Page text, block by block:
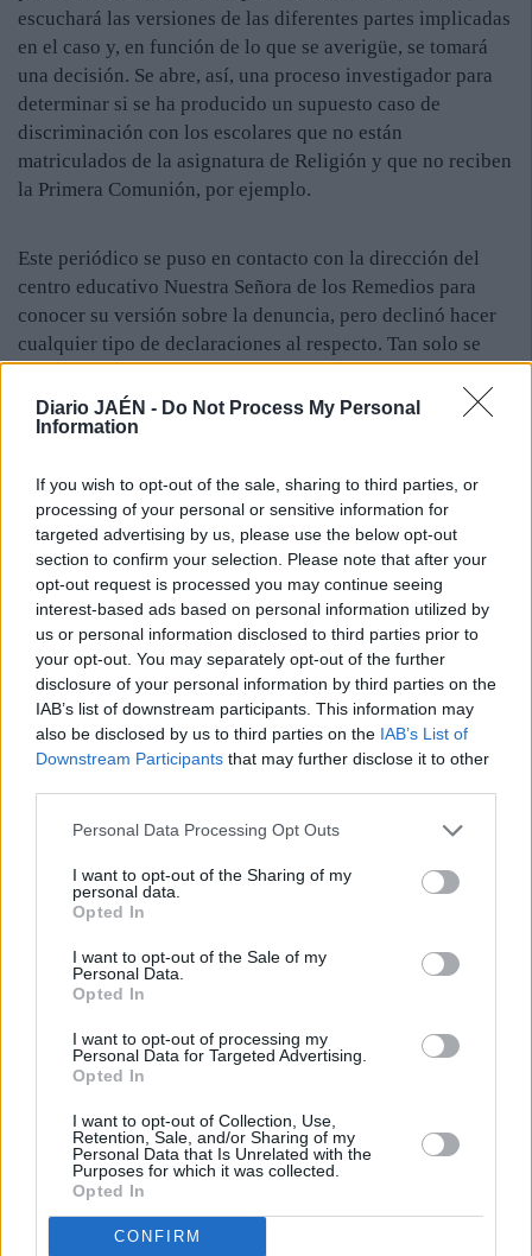
Diario JAÉN - Do Not Process My Personal
Information
If you wish to opt-out of the sale, sharing to third parties, or
processing of your personal or sensitive information for
targeted advertising by us, please use the below opt-out
section to confirm your selection. Please note that after your
opt-out request is processed you may continue seeing
interest-based ads based on personal information utilized by
us or personal information disclosed to third parties prior to
your opt-out. You may separately opt-out of the further
disclosure of your personal information by third parties on the
IAB’s list of downstream participants. This information may
also be disclosed by us to third parties on the IAB’s List of
Downstream Participants that may further disclose it to other
Personal Data Processing Opt Outs
I want to opt-out of the Sharing of my
personal data.
Opted In
I want to opt-out of the Sale of my
Personal Data.
Opted In
I want to opt-out of processing my
Personal Data for Targeted Advertising.
Opted In
I want to opt-out of Collection, Use,
Retention, Sale, and/or Sharing of my
Personal Data that Is Unrelated with the
Purposes for which it was collected.
Opted In
CONFIRM
escuchará las versiones de las diferentes partes implicadas
en el caso y, en función de lo que se averigüe, se tomará
una decisión. Se abre, así, una proceso investigador para
determinar si se ha producido un supuesto caso de
discriminación con los escolares que no están
matriculados de la asignatura de Religión y que no reciben
la Primera Comunión, por ejemplo.
Este periódico se puso en contacto con la dirección del
centro educativo Nuestra Señora de los Remedios para
conocer su versión sobre la denuncia, pero declinó hacer
cualquier tipo de declaraciones al respecto. Tan solo se
limitó a aclarar que en el colegio no existe problema
alguno. Por su parte, fuentes del sindicato ANPE, que
representa a la mayoría de los profesores de Religión de la
porque ambas partes hablaron y llegaron a un
entendimiento. Sin embargo, las fuentes consultadas por
este periódico desconocen esta conversación. Habrá que
esperar, pues, a que los servicios de inspección de la
Consejería de Educación esclarezcan los hechos, una vez
escuchadas las partes.
El Colegio Nuestra Señora de Los Remedios de Canena es
un centro educativo en el que se cursan los ciclos Infantil
y Primaria, así como los dos primeros cursos de Educación
Secundaria Obligatoria.